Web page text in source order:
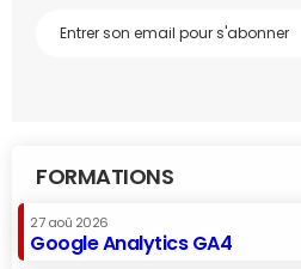
FORMATIONS
27 aoû 2026
Google Analytics GA4